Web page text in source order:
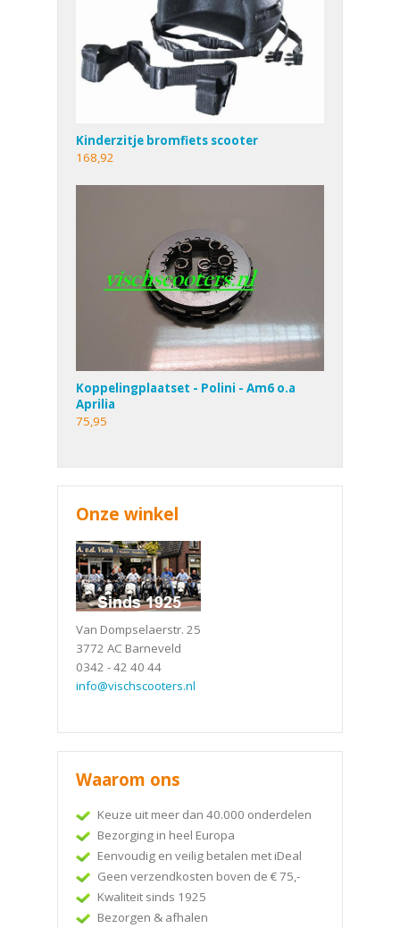
Kinderzitje bromfiets scooter
168,92
Koppelingplaatset - Polini - Am6 o.a
Aprilia
75,95
Onze winkel
Van Dompselaerstr. 25
3772 AC Barneveld
0342 - 42 40 44
info@vischscooters.nl
Waarom ons
Keuze uit meer dan 40.000 onderdelen
Bezorging in heel Europa
Eenvoudig en veilig betalen met iDeal
Geen verzendkosten boven de € 75,-
Kwaliteit sinds 1925
Bezorgen & afhalen